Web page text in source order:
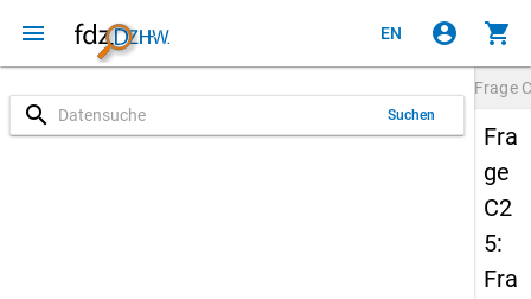
menu EN account_circle shopping_cart
search Suchen
Frage
Fra
ge
C2
5:
Fra